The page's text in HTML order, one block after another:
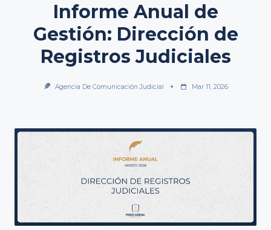
Informe Anual de
Gestión: Dirección de
Registros Judiciales
Agencia De Comunicación Judicial Mar 11, 2026